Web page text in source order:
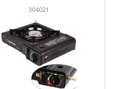
002)
304021